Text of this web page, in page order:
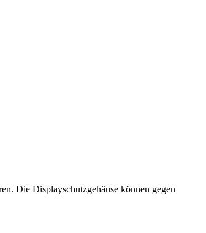
Die Displayschutzgehäuse können gegen